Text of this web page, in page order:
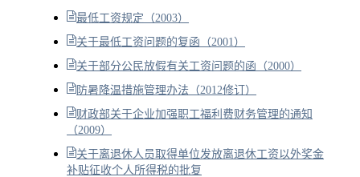
最低工资规定（2003）
关于最低工资问题的复函（2001）
关于部分公民放假有关工资问题的函（2000）
防暑降温措施管理办法（2012修订）
财政部关于企业加强职工福利费财务管理的通知
（2009）
关于离退休人员取得单位发放离退休工资以外奖金
补贴征收个人所得税的批复